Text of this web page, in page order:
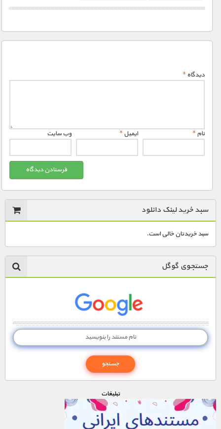
دیدگاه*
نام* ایمیل* وب‌ سایت
سبد خرید لینک دانلود
سبد خریدتان خالی است.
جستجوی گوگل
تبليغات